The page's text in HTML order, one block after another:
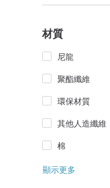
材質
尼龍
聚酯纖維
環保材質
其他人造纖維
棉
顯示更多